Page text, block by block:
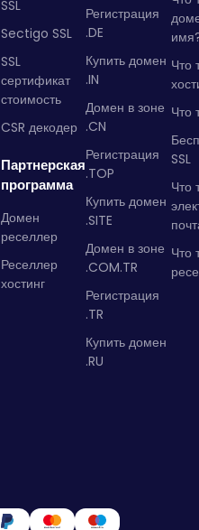
SSL
Sectigo SSL
SSL
сертификат
стоимость
CSR декодер
Партнерская
программа
Домен
реселлер
Реселлер
хостинг
Регистрация
.DE
Купить домен
.IN
Домен в зоне
.CN
Регистрация
.TOP
Купить домен
.SITE
Домен в зоне
.COM.TR
Регистрация
.TR
Купить домен
.RU
Что
Что
SSL
Что
Что